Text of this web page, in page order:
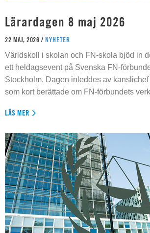
Lärardagen 8 maj 2026
22 MAJ, 2026 / NYHETER
Världskoll i skolan och FN-skola bjöd in
ett heldagsevent på Svenska FN-
Stockholm. Dagen inleddes av
som kort berättade om FN-förbundets
LÄS MER